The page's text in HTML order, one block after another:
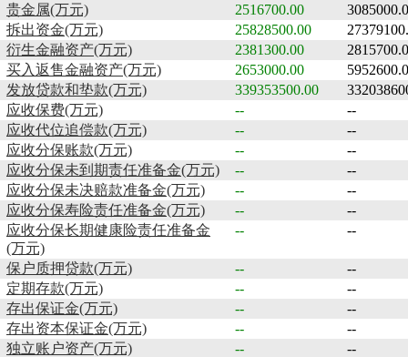
贵金属(万元)
2516700.00
拆出资金(万元)
25828500.00
衍生金融资产(万元)
2381300.00
买入返售金融资产(万元)
2653000.00
发放贷款和垫款(万元)
339353500.00
应收保费(万元)
--
--
应收代位追偿款(万元)
--
--
应收分保账款(万元)
--
--
应收分保未到期责任准备金(万元)
--
--
应收分保未决赔款准备金(万元)
--
--
应收分保寿险责任准备金(万元)
--
--
应收分保长期健康险责任准备金
(万元)
-- --
保户质押贷款(万元) --
--
定期存款(万元)
--
--
存出保证金(万元)
--
--
存出资本保证金(万元)
--
--
独立账户资产(万元)
--
--